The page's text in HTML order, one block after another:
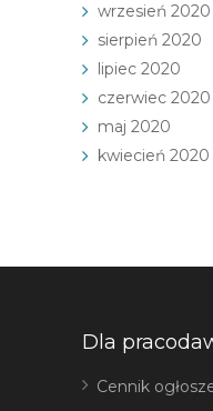
wrzesień 2020
sierpień 2020
lipiec 2020
czerwiec 2020
maj 2020
kwiecień 2020
Dla
Cennik